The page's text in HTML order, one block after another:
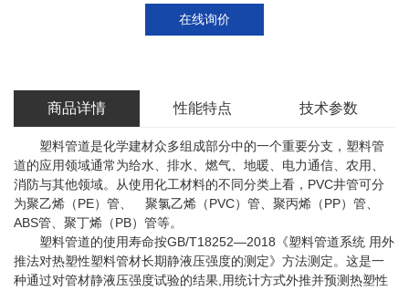
在线询价
商品详情 性能特点 技术参数
塑料管道是化学建材众多组成部分中的一个重要分支，塑料管
道的应用领域通常为给水、排水、燃气、地暖、电力通信、农用、
消防与其他领域。从使用化工材料的不同分类上看，PVC井管可分
为聚乙烯（PE）管、 聚氯乙烯（PVC）管、聚丙烯（PP）管、
ABS管、聚丁烯（PB）管等。
塑料管道的使用寿命按GB/T18252—2018《塑料管道系统 用外
推法对热塑性塑料管材长期静液压强度的测定》方法测定。这是一
种通过对管材静液压强度试验的结果,用统计方式外推并预测热塑性